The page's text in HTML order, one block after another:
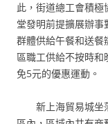
此，街道總工會積
堂發明前提擴展辦
群體供給午餐和送餐
區職工供給不按時和
免5元的優惠運動。
新上海貿易城坐